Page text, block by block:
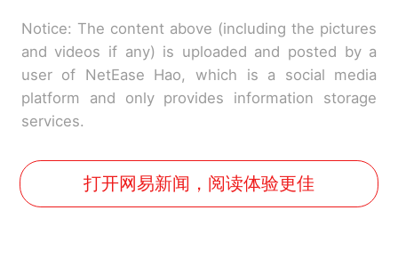
Notice: The content above (including the pictures
and videos if any) is uploaded and posted by a
user of NetEase Hao, which is a social media
platform and only provides information storage
services.
打开网易新闻，阅读体验更佳